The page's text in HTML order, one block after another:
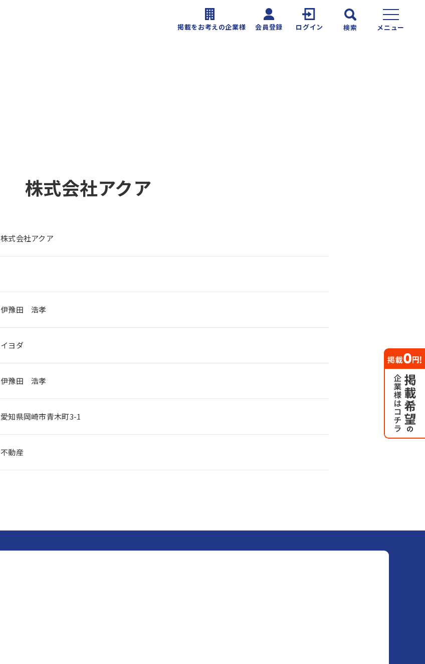
掲載をお考えの企業様 会員登録 ログイン 検索 メニュー
株式会社アクア
株式会社アクア
伊豫田 浩孝
イヨダ
伊豫田 浩孝
愛知県岡崎市青木町3-1
不動産